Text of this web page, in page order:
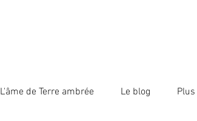
L'âme de Terre ambrée Le blog Plus